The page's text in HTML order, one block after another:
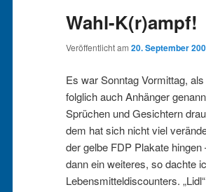
Wahl-K(r)ampf!
Veröffentlicht am 20. September
Es war Sonntag Vormittag,
folglich auch Anhänger
Sprüchen und Gesichtern
dem hat sich nicht viel
der gelbe FDP Plakate hingen
dann ein weiteres, so dachte
Lebensmitteldiscounters.